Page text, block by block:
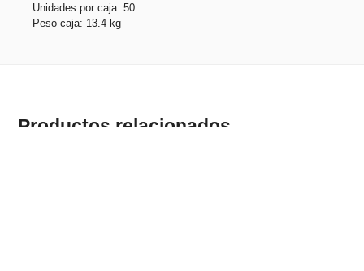
Unidades por caja: 50
Peso caja: 13.4 kg
Productos relacionados